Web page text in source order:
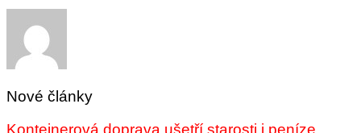
Nové články
Kontejnerová doprava ušetří starosti i peníze